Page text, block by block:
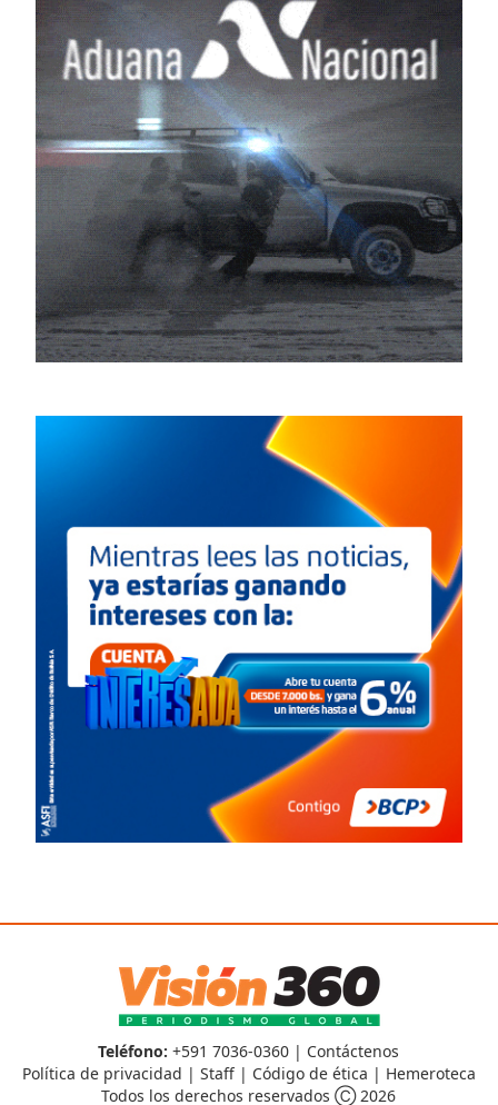
Teléfono: +591 7036-0360 | Contáctenos
Política de privacidad | Staff| Código de ética | Hemeroteca
Todos los derechos reservados Ⓒ 2026